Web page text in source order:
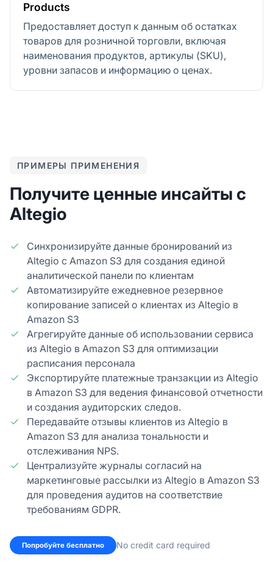
Products
Предоставляет доступ к данным об остатках
товаров для розничной торговли, включая
наименования продуктов, артикулы (SKU),
уровни запасов и информацию о ценах.
ПРИМЕРЫ ПРИМЕНЕНИЯ
Получите ценные инсайты с
Altegio
Синхронизируйте данные бронирований из
Altegio с Amazon S3 для создания единой
аналитической панели по клиентам
Автоматизируйте ежедневное резервное
копирование записей о клиентах из Altegio в
Amazon S3
Агрегируйте данные об использовании сервиса
из Altegio в Amazon S3 для оптимизации
расписания персонала
Экспортируйте платежные транзакции из Altegio
в Amazon S3 для ведения финансовой отчетности
и создания аудиторских следов.
Передавайте отзывы клиентов из Altegio в
Amazon S3 для анализа тональности и
отслеживания NPS.
Централизуйте журналы согласий на
маркетинговые рассылки из Altegio в Amazon S3
для проведения аудитов на соответствие
требованиям GDPR.
Попробуйте бесплатно No credit card required